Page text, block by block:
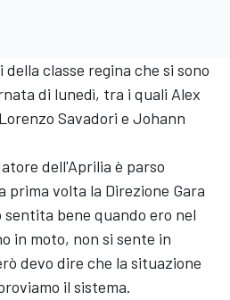
classe regina che si sono
di lunedì, tra i quali Alex
Lorenzo Savadori e Johann
dell'Aprilia è parso
volta la Direzione Gara
sentita bene quando ero nel
in moto, non si sente in
devo dire che la situazione
il sistema.